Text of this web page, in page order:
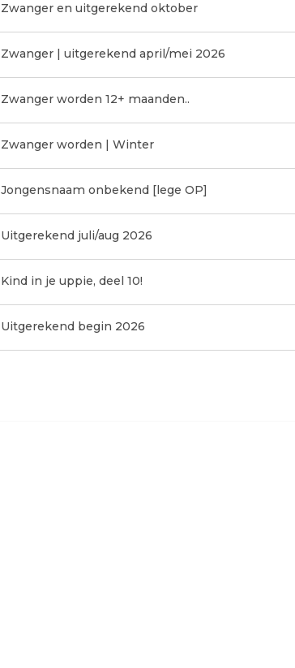
Zwanger en uitgerekend oktober
Zwanger | uitgerekend april/mei 2026
Zwanger worden 12+ maanden..
Zwanger worden | Winter
Jongensnaam onbekend [lege OP]
Uitgerekend juli/aug 2026
Kind in je uppie, deel 10!
Uitgerekend begin 2026